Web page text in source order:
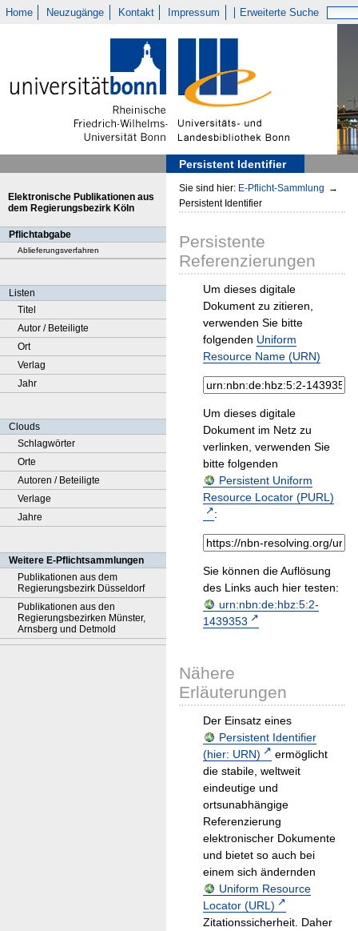
Home Neuzugänge Kontakt Impressum Erweiterte Suche
Persistent Identifier
Elektronische Publikationen aus
dem Regierungsbezirk Köln
Pflichtabgabe
Ablieferungsverfahren
Listen
Titel
Autor / Beteiligte
Ort
Verlag
Jahr
Clouds
Schlagwörter
Orte
Autoren / Beteiligte
Verlage
Jahre
Weitere E-Pflichtsammlungen
Publikationen aus dem
Regierungsbezirk Düsseldorf
Publikationen aus den
Regierungsbezirken Münster,
Arnsberg und Detmold
Sie sind hier: E-Pflicht-Sammlung →
Persistent Identifier
Persistente
Referenzierungen
Um dieses digitale
Dokument zu zitieren,
verwenden Sie bitte
folgenden Uniform
Resource Name (URN)
Um dieses digitale
Dokument im Netz zu
verlinken, verwenden Sie
bitte folgenden
Persistent Uniform
Resource Locator (PURL)
:
Sie können die Auflösung
des Links auch hier testen:
urn:nbn:de:hbz:5:2-
1439353
Nähere
Erläuterungen
Der Einsatz eines
Persistent Identifier
(hier: URN)
ermöglicht
die stabile, weltweit
eindeutige und
ortsunabhängige
Referenzierung
elektronischer Dokumente
und bietet so auch bei
einem sich ändernden
Uniform Resource
Locator (URL)
Zitationssicherheit. Daher